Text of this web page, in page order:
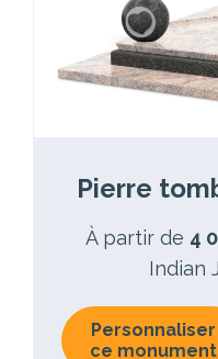
Pierre
À partir de 4
Indian
Personnaliser
ce monument